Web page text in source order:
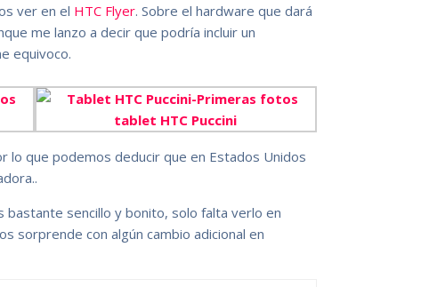
ver en el HTC Flyer. Sobre el hardware que dará
me lanzo a decir que podría incluir un
equivoco.
lo que podemos deducir que en Estados Unidos
bastante sencillo y bonito, solo falta verlo en
sorprende con algún cambio adicional en